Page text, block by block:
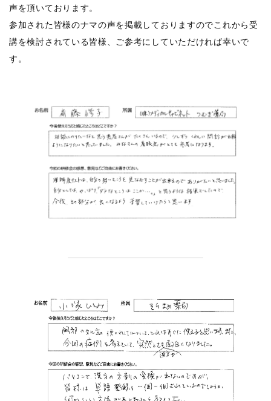
声を頂いております。
参加された皆様のナマの声を掲載しておりますのでこれから受
講を検討されている皆様、ご参考にしていただければ幸いで
す。